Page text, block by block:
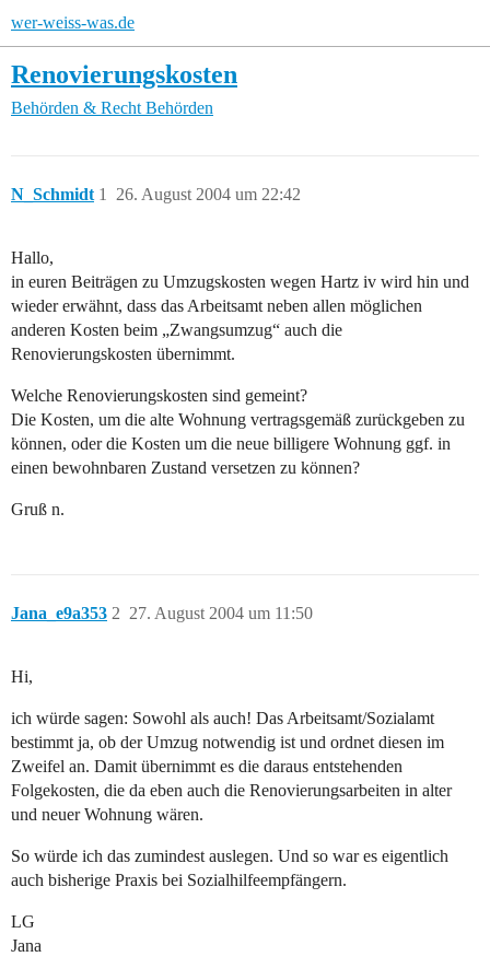
wer-weiss-was.de
Renovierungskosten
Behörden & Recht Behörden
N_Schmidt 26. August 2004 um 22:42
1
Hallo,
in euren Beiträgen zu Umzugskosten wegen Hartz iv wird hin und
wieder erwähnt, dass das Arbeitsamt neben allen möglichen
anderen Kosten beim „Zwangsumzug“ auch die
Renovierungskosten übernimmt.
Welche Renovierungskosten sind gemeint?
Die Kosten, um die alte Wohnung vertragsgemäß zurückgeben zu
können, oder die Kosten um die neue billigere Wohnung ggf. in
einen bewohnbaren Zustand versetzen zu können?
Gruß n.
Jana_e9a353 27. August 2004 um 11:50
2
Hi,
ich würde sagen: Sowohl als auch! Das Arbeitsamt/Sozialamt
bestimmt ja, ob der Umzug notwendig ist und ordnet diesen im
Zweifel an. Damit übernimmt es die daraus entstehenden
Folgekosten, die da eben auch die Renovierungsarbeiten in alter
und neuer Wohnung wären.
So würde ich das zumindest auslegen. Und so war es eigentlich
auch bisherige Praxis bei Sozialhilfeempfängern.
LG
Jana